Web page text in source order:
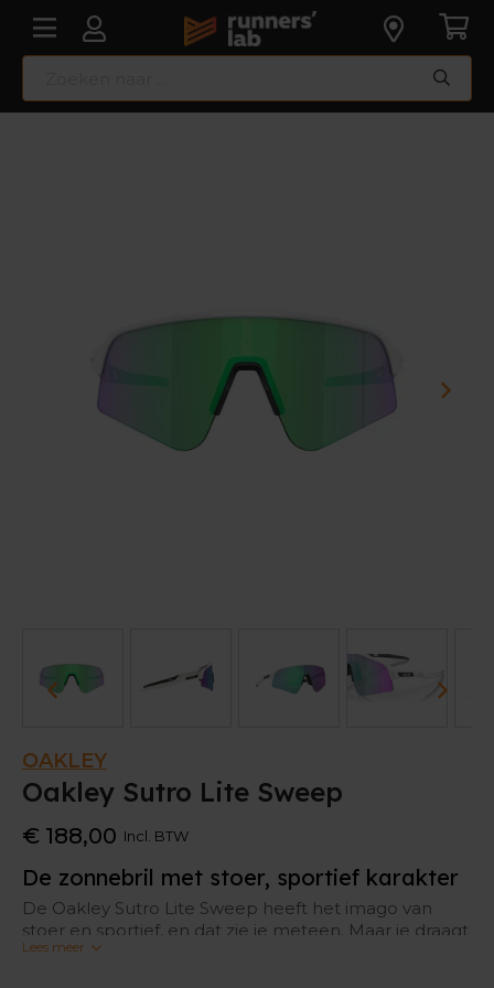
OAKLEY
Oakley Sutro Lite Sweep
€ 188,00 Incl. BTW
De zonnebril met stoer, sportief karakter
De Oakley Sutro Lite Sweep heeft het imago van
stoer en sportief, en dat zie je meteen. Maar je draagt
hem zeker niet alleen voor de show, want aan
Lees meer